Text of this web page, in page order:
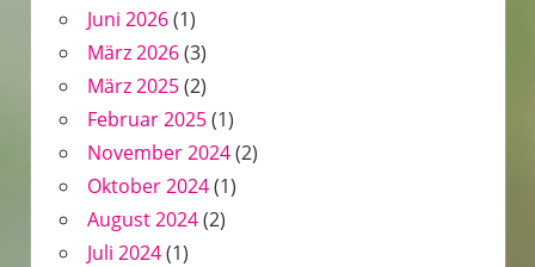
Juni 2026(1)
März 2026(3)
März 2025(2)
Februar 2025(1)
November 2024(2)
Oktober 2024(1)
August 2024(2)
Juli 2024(1)